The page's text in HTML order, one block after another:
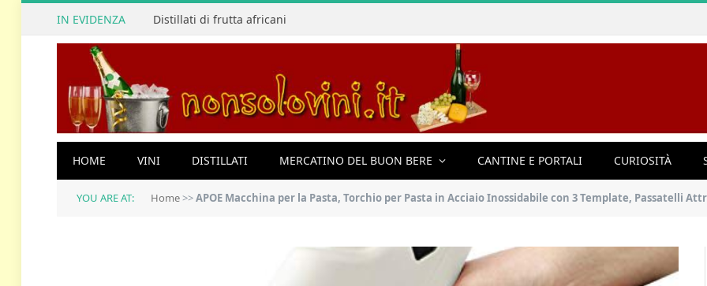
IN EVIDENZA Distillati di frutta africani
HOME VINI DISTILLATI MERCATINO DEL BUON BERE CANTINE E PORTALI CURIOSITÀ
YOU ARE AT: Home>>APOE Macchina per la Pasta, Torchio per Pasta in Acciaio Inossidabile con 3 Template, Passatelli Attrezzo, Pasta